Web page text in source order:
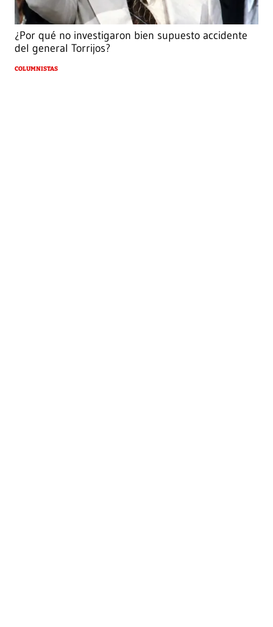
¿Por qué no investigaron bien supuesto accidente
del general Torrijos?
COLUMNISTAS